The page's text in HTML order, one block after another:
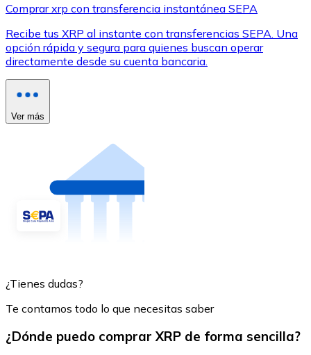
Comprar xrp con transferencia instantánea SEPA
Recibe tus XRP al instante con transferencias SEPA. Una
opción rápida y segura para quienes buscan operar
directamente desde su cuenta bancaria.
Ver más
¿Tienes dudas?
Te contamos todo lo que necesitas saber
¿Dónde puedo comprar XRP de forma sencilla?